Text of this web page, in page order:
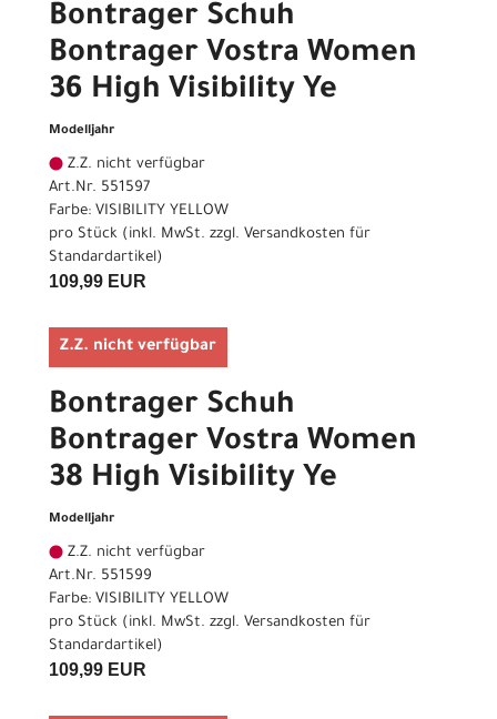
Bontrager Schuh
Bontrager Vostra Women
36 High Visibility Ye
Modelljahr
Z.Z. nicht verfügbar
Art.Nr. 551597
Farbe: VISIBILITY YELLOW
pro Stück (inkl. MwSt. zzgl. Versandkosten für
Standardartikel)
109,99 EUR
Z.Z. nicht verfügbar
Bontrager Schuh
Bontrager Vostra Women
38 High Visibility Ye
Modelljahr
Z.Z. nicht verfügbar
Art.Nr. 551599
Farbe: VISIBILITY YELLOW
pro Stück (inkl. MwSt. zzgl. Versandkosten für
Standardartikel)
109,99 EUR